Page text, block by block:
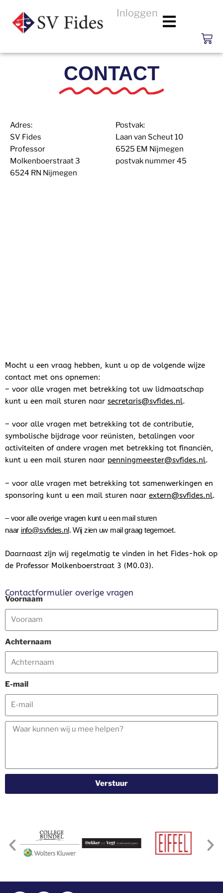
Inloggen
CONTACT
Adres:
SV Fides
Professor
Molkenboerstraat 3
6524 RN Nijmegen
Postvak:
Laan van Scheut 10
6525 EM Nijmegen
postvak nummer 45
Mocht u een vraag hebben, kunt u op de volgende wijze
contact met ons opnemen:
– voor alle vragen met betrekking tot uw lidmaatschap
kunt u een mail sturen naar secretaris@svfides.nl.
– voor alle vragen met betrekking tot de contributie,
symbolische bijdrage voor reünisten, betalingen voor
activiteiten of andere vragen met betrekking tot financiën,
kunt u een mail sturen naar penningmeester@svfides.nl.
– voor alle vragen met betrekking tot samenwerkingen en
sponsoring kunt u een mail sturen naar extern@svfides.nl.
– voor alle overige vragen kunt u een mail sturen
naar info@svfides.nl. Wij zien uw mail graag tegemoet.
Daarnaast zijn wij regelmatig te vinden in het Fides-hok op
de Professor Molkenboerstraat 3 (M0.03).
Contactformulier overige vragen
Voornaam
Achternaam
E-mail
Verstuur